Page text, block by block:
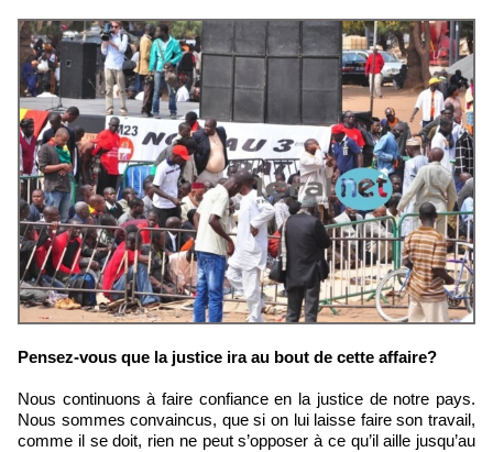
Pensez-vous que la justice ira au bout de cette affaire?
Nous continuons à faire confiance en la justice de notre pays.
Nous sommes convaincus, que si on lui laisse faire son travail,
comme il se doit, rien ne peut s’opposer à ce qu’il aille jusqu’au